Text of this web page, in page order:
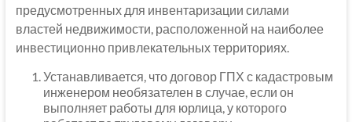
предусмотренных для инвентаризации силами
властей недвижимости, расположенной на наиболее
инвестиционно привлекательных территориях.
Устанавливается, что договор ГПХ с кадастровым
инженером необязателен в случае, если он
выполняет работы для юрлица, у которого